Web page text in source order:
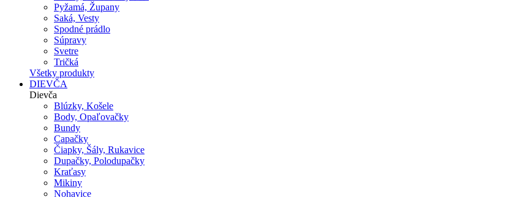
Pyžamá, Župany
Saká, Vesty
Spodné prádlo
Súpravy
Svetre
Tričká
Všetky produkty
DIEVČA
Dievča
Blúzky, Košele
Body, Opaľovačky
Bundy
Capačky
Čiapky, Šály, Rukavice
Dupačky, Polodupačky
Kraťasy
Mikiny
Nohavice